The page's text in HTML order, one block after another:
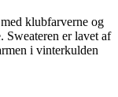
klubfarverne og
Sweateren er lavet af
i vinterkulden